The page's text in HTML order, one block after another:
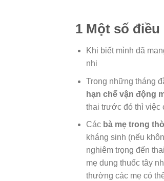
1 Một số
Khi biết mình đã
nhi
Trong những tháng
hạn chế vận động
thai trước đó thì việc
Các bà mẹ trong
kháng sinh (nếu
nghiêm trọng đến
mẹ dung thuốc tây
thường các mẹ có